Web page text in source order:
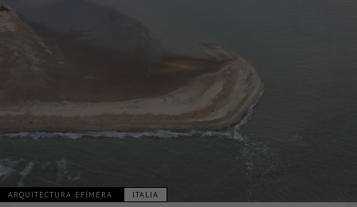
ARQUITECTURA EFÍMERA ITALIA